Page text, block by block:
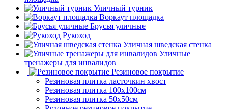
Уличный турник
Воркаут площадка
Брусья уличные
Рукоход
Уличная шведская стенка
Уличные
тренажеры для инвалидов
Резиновое покрытие
Резиновая плитка ласточкин хвост
Резиновая плитка 100х100см
Резиновая плитка 50х50см